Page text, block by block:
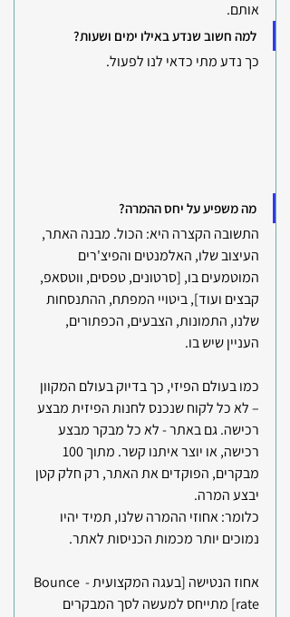
אותם.
למה חשוב שנדע באילו ימים ושעות?
כך נדע מתי כדאי לנו לפעול.
מה משפיע על יחס ההמרה?
התשובה הקצרה היא: הכול. מבנה האתר,
העיצוב שלו, האלמנטים והפיצ'רים
המוטמעים בו, [סרטונים, טפסים, ווטסאפ,
קבצים ועוד], ביטויי המפתח, ההתנסחות
שלנו, התמונות, הצבעים, הכפתורים,
העניין שיש בו.
כמו בעולם הפיזי, כך בדיוק בעולם המקוון
– לא כל לקוח שנכנס לחנות הפיזית מבצע
רכישה. גם באתר - לא כל מבקר מבצע
מבקרים, הפוקדים את האתר, רק חלק קטן
יבצע המרה.
כלומר: אחוזי ההמרה שלנו, תמיד יהיו
נמוכים יותר מכמות הכניסות לאתר.
אחוז הנטישה [בעגה המקצועית - Bounce
rate] מתייחס למעשה לסך המבקרים